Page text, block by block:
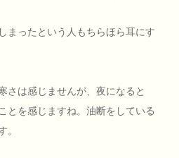
まったという人もちらほら耳にす
さは感じませんが、夜になると
とを感じますね。油断をしている
。